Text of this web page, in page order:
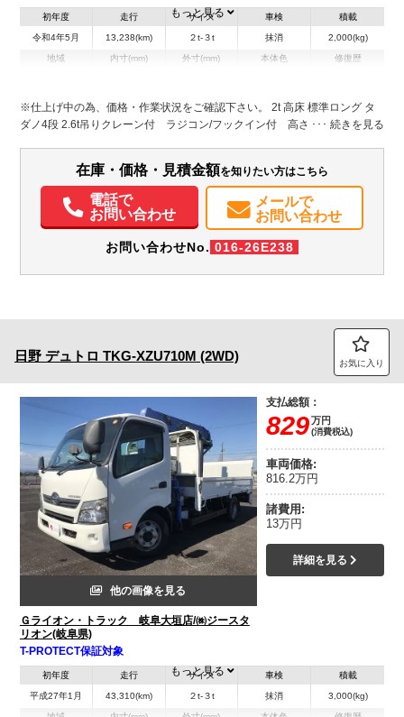
初年度
令和4年5月
走行
13,238(km)
サイズ
２t-３t
車検
抹消
積載
2,000(kg)
地域 内寸(mm)
H:370
外寸(mm)
H:2,720
本体色 修復歴
パワステ パワーウィンドウ ABS
電動格納ミラー
ETC ドラレコ 記録簿（一部含む）
取扱説明書（一部含む）
メンテナンスノート（保証書）
もっと見る
※仕上げ中の為、価格・作業状況をご確認下さい。 2t 高床 標準ロング タ
ダノ4段 2.6t吊りクレーン付 ラジコン/フックイン付 高さ制限/未格納警
止め/溶接なし) ※令和 8年 4月クレーン年次点検済 三方開 床鉄板張
り 左右セイコーラック AC PS PW SRS ABS キーフリー 左電
格ミラー
在庫・価格・見積金額を知りたい方はこちら
電話で
お問い合わせ
メールで
お問い合わせ
お問い合わせNo. 016-26E238
日野 デュトロ TKG-XZU710M (2WD) お気に入り
他の画像を見る
Ｇライオン・トラック 岐阜大垣店/㈱ジースタ
リオン(岐阜県)
T-PROTECT保証対象
支払総額：
829万円
(消費税込)
車両価格:
816.2万円
諸費用:
13万円
詳細を見る
初年度
平成27年1月
走行
43,310(km)
サイズ
２t-３t
車検
抹消
積載
3,000(kg)
もっと見る